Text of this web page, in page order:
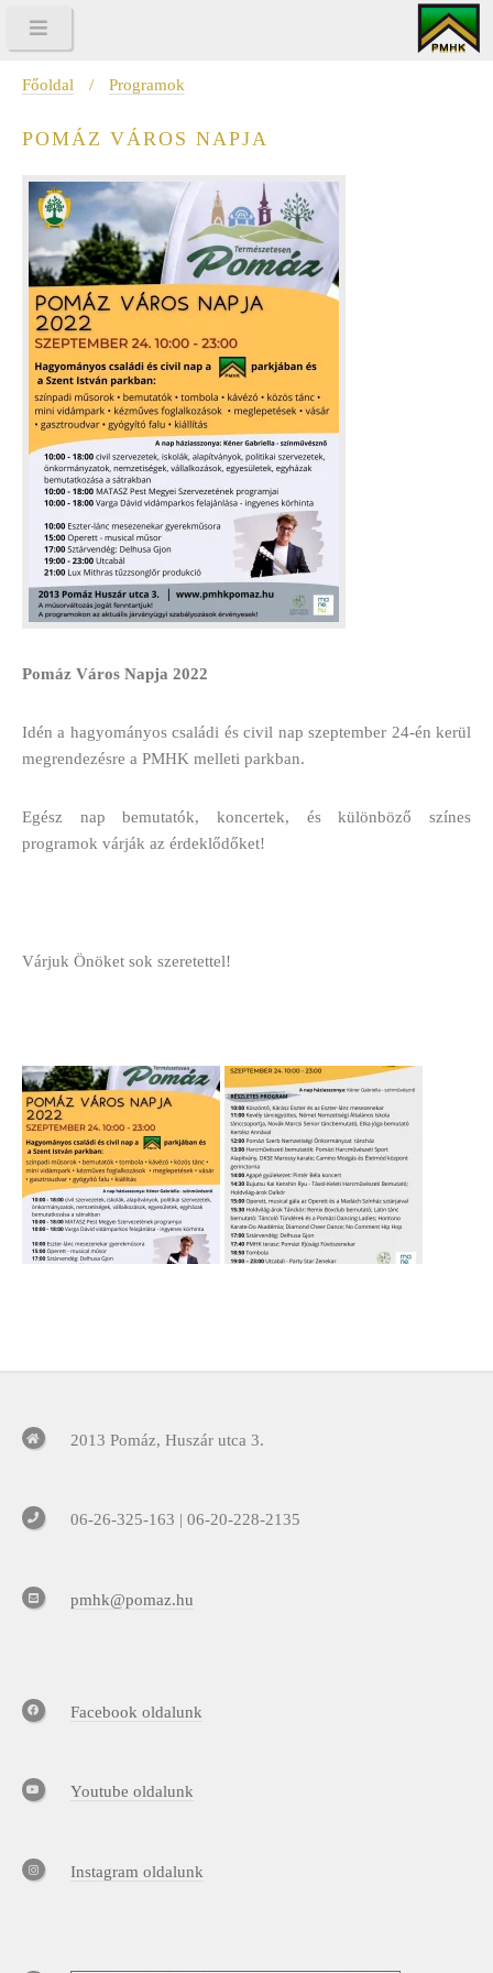
Főoldal / Programok
POMÁZ VÁROS NAPJA
Pomáz Város Napja 2022
Idén a hagyományos családi és civil nap szeptember 24-én kerül
megrendezésre a PMHK melleti parkban.
Egész nap bemutatók, koncertek, és különböző színes
programok várják az érdeklődőket!
Várjuk Önöket sok szeretettel!
2013 Pomáz, Huszár utca 3.
06-26-325-163 | 06-20-228-2135
pmhk@pomaz.hu
Facebook oldalunk
Youtube oldalunk
Instagram oldalunk